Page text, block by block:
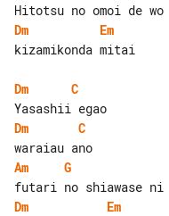
Dm
Em
kizamikonda mitai
Dm
C
Dm
C
Am
G
Dm
Em